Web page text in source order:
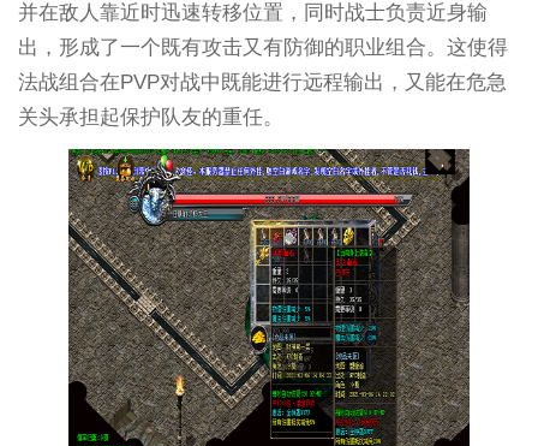
并在敌人靠近时迅速转移位置，同时战士负责近身输
出，形成了一个既有攻击又有防御的职业组合。这使得
法战组合在PVP对战中既能进行远程输出，又能在危急
关头承担起保护队友的重任。